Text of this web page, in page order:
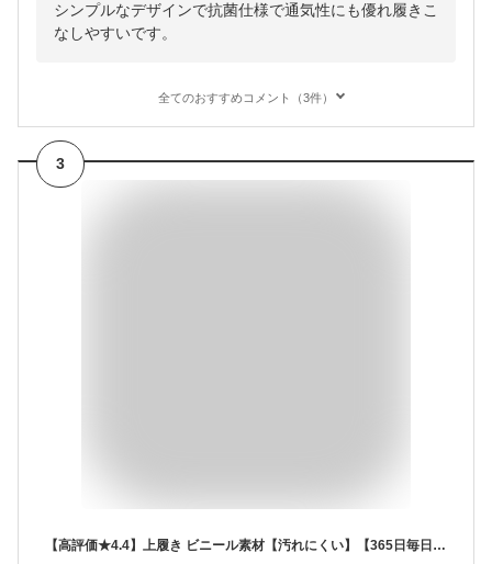
シンプルなデザインで抗菌仕様で通気性にも優れ履きこ
なしやすいです。
全てのおすすめコメント（3件）
3
【高評価★4.4】上履き ビニール素材【汚れにくい】【365日毎日発送→最短翌日お届け】90秒に1足売れてる 上靴 小学生 スクールシューズ キッズ 子供 女の子 男の子 幼稚園 保育園 小学校 中学生 入学 黒 ピンク パープル かわいい 14cm-27cm 送料無料 FW622896